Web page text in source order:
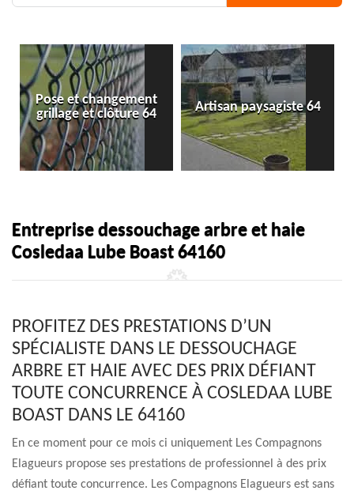
Artisan paysagiste 64 Bûcheron 64
Entreprise dessouchage arbre et haie
Cosledaa Lube Boast 64160
PROFITEZ DES PRESTATIONS D’UN
SPÉCIALISTE DANS LE DESSOUCHAGE
ARBRE ET HAIE AVEC DES PRIX DÉFIANT
TOUTE CONCURRENCE À COSLEDAA LUBE
BOAST DANS LE 64160
En ce moment pour ce mois ci uniquement Les Compagnons
Elagueurs propose ses prestations de professionnel à des prix
défiant toute concurrence. Les Compagnons Elagueurs est sans